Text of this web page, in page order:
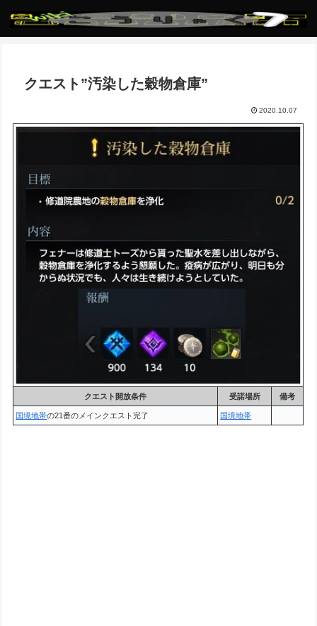
クエスト”汚染した穀物倉庫”
2020.10.07
クエスト開放条件 受諾場所 備考
国境地帯の21番のメインクエスト完了 国境地帯